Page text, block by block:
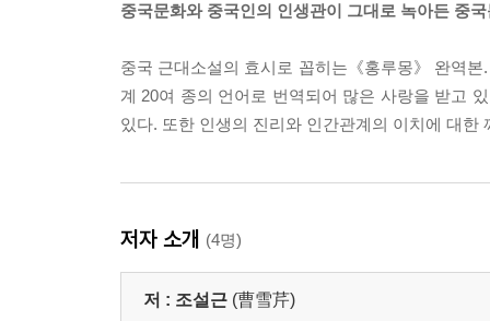
중국문화와 중국인의 인생관이 그대로 녹아든 중
중국 근대소설의 효시로 꼽히는《홍루몽》 완역
계 20여 종의 언어로 번역되어 많은 사랑을 받고
있다. 또한 인생의 진리와 인간관계의 이치에 대한
저자 소개 (4명)
저 : 조설근 (曹雪芹)